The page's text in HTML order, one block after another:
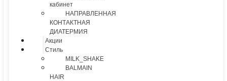
кабинет
НАПРАВЛЕННАЯ
КОНТАКТНАЯ
ДИАТЕРМИЯ
Акции
Стиль
MILK_SHAKE
BALMAIN
HAIR